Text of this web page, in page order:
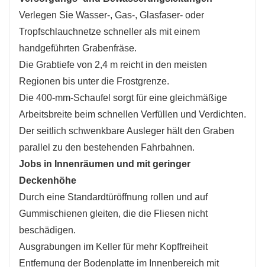
Verlegen Sie Wasser-, Gas-, Glasfaser- oder
Tropfschlauchnetze schneller als mit einem
handgeführten Grabenfräse.
Die Grabtiefe von 2,4 m reicht in den meisten
Regionen bis unter die Frostgrenze.
Die 400-mm-Schaufel sorgt für eine gleichmäßige
Arbeitsbreite beim schnellen Verfüllen und Verdichten.
Der seitlich schwenkbare Ausleger hält den Graben
parallel zu den bestehenden Fahrbahnen.
Jobs in Innenräumen und mit geringer
Deckenhöhe
Durch eine Standardtüröffnung rollen und auf
Gummischienen gleiten, die die Fliesen nicht
beschädigen.
Ausgrabungen im Keller für mehr Kopffreiheit
Entfernung der Bodenplatte im Innenbereich mit